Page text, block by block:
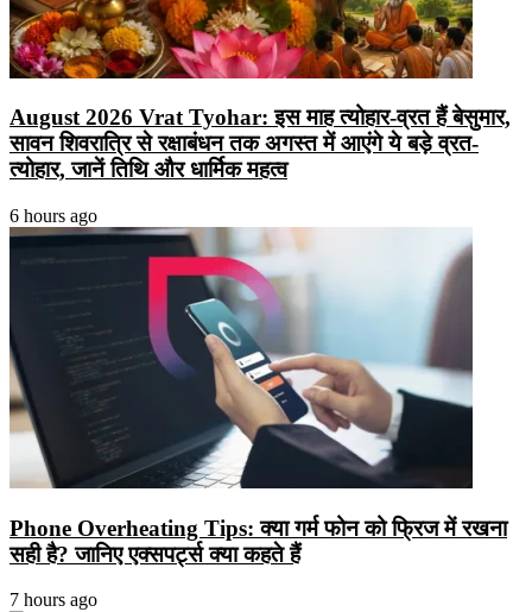
August 2026 Vrat Tyohar: इस माह त्योहार-व्रत हैं बेसुमार,
सावन शिवरात्रि से रक्षाबंधन तक अगस्त में आएंगे ये बड़े व्रत-
त्योहार, जानें तिथि और धार्मिक महत्व
6 hours ago
Phone Overheating Tips: क्या गर्म फोन को फ्रिज में रखना
सही है? जानिए एक्सपर्ट्स क्या कहते हैं
7 hours ago